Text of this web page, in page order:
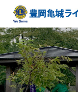
HOME
会長方針